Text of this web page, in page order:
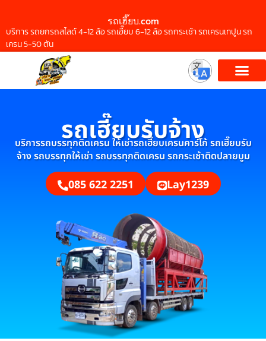
รถเฮี๊ยบ.com
บริการ รถยกรถสไลด์ 4-12 ล้อ รถเฮี๊ยบ 6-12 ล้อ รถกระเช้า รถเครนเทปูน รถ
เครน 5-50 ตัน
รถเฮี๊ยบรับจ้าง
บริการรถบรรทุกติดเครน ให้เช่ารถเฮี๊ยบเครนคาร์โก้ รถเฮี๊ยบรับ
จ้าง รถบรรทุกให้เช่า รถบรรทุกติดเครน รถกระเช้าติดปลายบูม
085 622 2251 Lay1239